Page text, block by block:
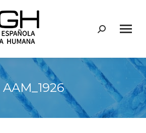
Buscar:
AAM_1926